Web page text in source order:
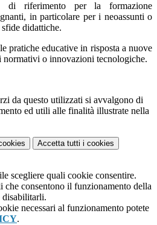
di riferimento per la formazione
in particolare per i neoassunti o
didattiche.
pratiche educative in risposta a nuove
normativi o innovazioni tecnologiche.
da questo utilizzati si avvalgono di
ed utili alle finalità illustrate nella
Accetta tutti i cookies
scegliere quali cookie consentire.
che consentono il funzionamento della
disabilitarli.
necessari al funzionamento potete
.